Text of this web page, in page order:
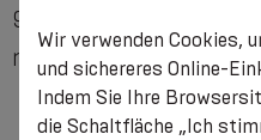
geschieht dies in
nicht gut verheilt ist.
Wir verwenden Cookies,
und sichereres Online-
Indem Sie Ihre
die Schaltfläche „Ich